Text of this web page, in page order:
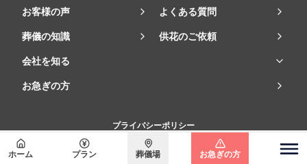
ホーム プラン 葬儀場 お急ぎの方
お客様の声 よくある質問
葬儀の知識 供花のご依頼
会社を知る
お急ぎの方
プライバシーポリシー
©2023 Departures Japan Co., Ltd.